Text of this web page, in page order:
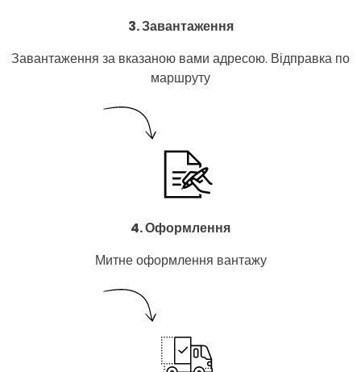
3. Завантаження
Завантаження за вказаною вами адресою. Відправка по
маршруту
4. Оформлення
Митне оформлення вантажу